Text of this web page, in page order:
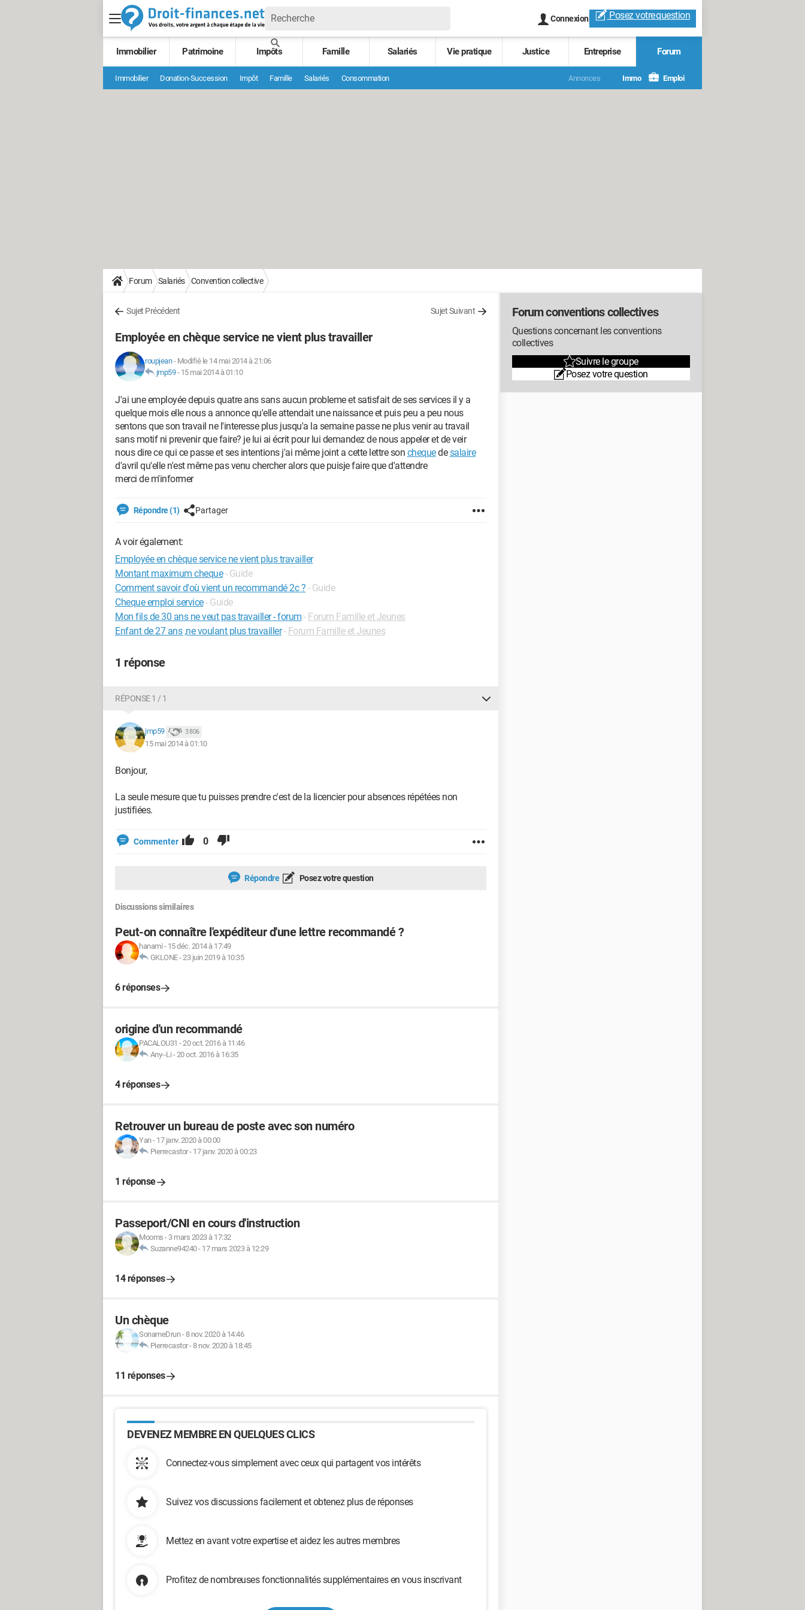
Connexion Posez votrequestion
Immobilier Patrimoine Impôts Famille Salariés Vie pratique Justice Entreprise Forum
Immobilier Donation-Succession Impôt Famille Salariés Consommation Annonces Immo Emploi
Forum Salariés Convention collective
Sujet Précédent Sujet Suivant
Employée en chèque service ne vient plus travailler
roupjean- Modifié le 14 mai 2014 à 21:06
jmp59- 15 mai 2014 à 01:10
J'ai une employée depuis quatre ans sans aucun probleme et satisfait de ses services il y a
quelque mois elle nous a annonce qu'elle attendait une naissance et puis peu a peu nous
sentons que son travail ne l'interesse plus jusqu'a la semaine passe ne plus venir au travail
sans motif ni prevenir que faire? je lui ai écrit pour lui demandez de nous appeler et de veir
nous dire ce qui ce passe et ses intentions j'ai même joint a cette lettre son chequedesalaire
d'avril qu'elle n'est même pas venu chercher alors que puisje faire que d'attendre
merci de m'informer
Répondre (1) Partager
A voir également:
Employée en chèque service ne vient plus travailler
Montant maximum cheque - Guide
Comment savoir d'où vient un recommandé 2c ? - Guide
Cheque emploi service- Guide
Mon fils de 30 ans ne veut pas travailler - forum - Forum Famille et Jeunes
Enfant de 27 ans ,ne voulant plus travailler - Forum Famille et Jeunes
1 réponse
RÉPONSE 1 / 1
jmp59 3 806
15 mai 2014 à 01:10
Bonjour,
La seule mesure que tu puisses prendre c'est de la licencier pour absences répétées non
justifiées.
Commenter 0
Répondre Posez votre question
Discussions similaires
Peut-on connaître l'expéditeur d'une lettre recommandé ?
hanami - 15 déc. 2014 à 17:49
GKLONE-23 juin 2019 à 10:35
6 réponses
origine d'un recommandé
PACALOU31 -20 oct. 2016 à 11:46
Any--Li -20 oct. 2016 à 16:35
4 réponses
Retrouver un bureau de poste avec son numéro
Yan- 17 janv. 2020 à 00:00
Pierrecastor- 17 janv. 2020 à 00:23
1 réponse
Passeport/CNI en cours d'instruction
Mooms - 3 mars 2023 à 17:32
Suzanne94240- 17 mars 2023 à 12:29
14 réponses
Un chèque
SonameDrun-8 nov. 2020 à 14:46
Pierrecastor-8 nov. 2020 à 18:45
11 réponses
DEVENEZ MEMBRE EN QUELQUES CLICS
Connectez-vous simplement avec ceux qui partagent vos intérêts
Suivez vos discussions facilement et obtenez plus de réponses
Mettez en avant votre expertise et aidez les autres membres
Profitez de nombreuses fonctionnalités supplémentaires en vous inscrivant
Forum conventions collectives
Questions concernant les conventions
collectives
Suivre le groupe
Posez votre question